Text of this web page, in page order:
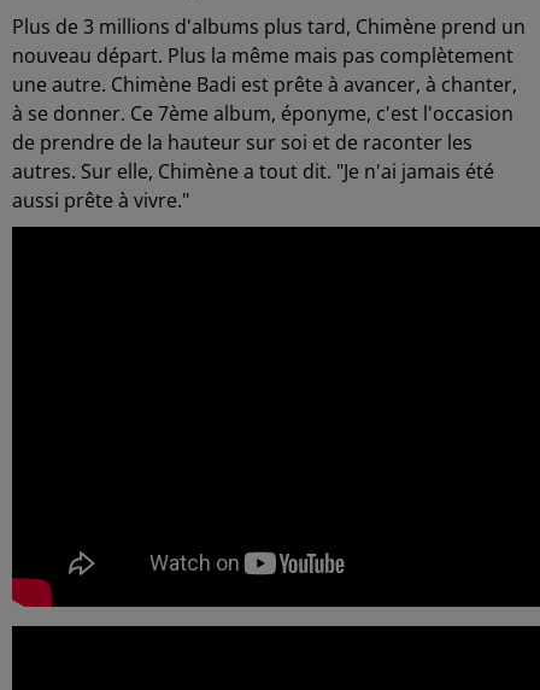
Plus de 3 millions d'albums plus tard, Chimène prend un
nouveau départ. Plus la même mais pas complètement
une autre. Chimène Badi est prête à avancer, à chanter,
à se donner. Ce 7ème album, éponyme, c'est l'occasion
de prendre de la hauteur sur soi et de raconter les
autres. Sur elle, Chimène a tout dit. "Je n'ai jamais été
aussi prête à vivre."